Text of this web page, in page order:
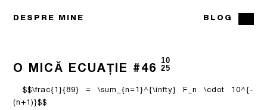
DESPRE MINE BLOG
O MICĂ ECUAȚIE #46
10
25
$$\frac{1}{89} = \sum_{n=1}^{\infty} F_n \cdot 10^{-
(n+1)}$$